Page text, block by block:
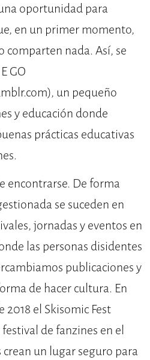
oportunidad para
en un primer momento,
comparten nada. Así, se
GO
un pequeño
y educación donde
prácticas educativas
encontrarse. De forma
se suceden en
jornadas y eventos en
las personas disidentes
publicaciones y
de hacer cultura. En
2018 el Skisomic Fest
de fanzines en el
un lugar seguro para